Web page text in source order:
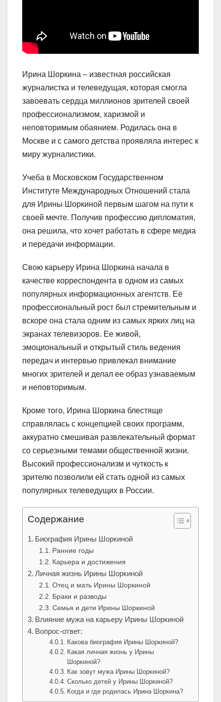
Ирина Шоркина – известная российская
журналистка и телеведущая, которая смогла
завоевать сердца миллионов зрителей своей
профессионализмом, харизмой и
неповторимым обаянием. Родилась она в
Москве и с самого детства проявляла интерес к
миру журналистики.
Учеба в Московском Государственном
Институте Международных Отношений стала
для Ирины Шоркиной первым шагом на пути к
своей мечте. Получив профессию дипломатия,
она решила, что хочет работать в сфере медиа
и передачи информации.
Свою карьеру Ирина Шоркина начала в
качестве корреспондента в одном из самых
популярных информационных агентств. Её
профессиональный рост был стремительным и
вскоре она стала одним из самых ярких лиц на
экранах телевизоров. Ее живой,
эмоциональный и открытый стиль ведения
передач и интервью привлекал внимание
многих зрителей и делал ее образ узнаваемым
и неповторимым.
Кроме того, Ирина Шоркина блестяще
справлялась с концепцией своих программ,
аккуратно смешивая развлекательный формат
со серьезными темами общественной жизни.
Высокий профессионализм и чуткость к
зрителю позволили ей стать одной из самых
популярных телеведущих в России.
Содержание
Биография Ирины Шоркиной
Ранние годы
Карьера и достижения
Личная жизнь Ирины Шоркиной
Отец и мать Ирины Шоркиной
Браки и разводы
Семья и дети Ирины Шоркиной
Влияние мужа на карьеру Ирины Шоркиной
Вопрос-ответ:
Какова биография Ирины Шоркиной?
Какая личная жизнь у Ирины
Шоркиной?
Как зовут мужа Ирины Шоркиной?
Сколько детей у Ирины Шоркиной?
Когда и где родилась Ирина Шоркина?